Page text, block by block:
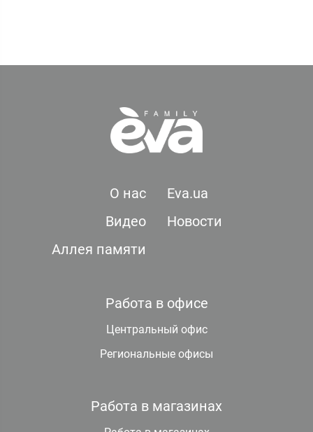
О нас
Eva.ua
Видео
Новости
Аллея памяти
Работа в офисе
Центральный офис
Региональные офисы
Работа в магазинах